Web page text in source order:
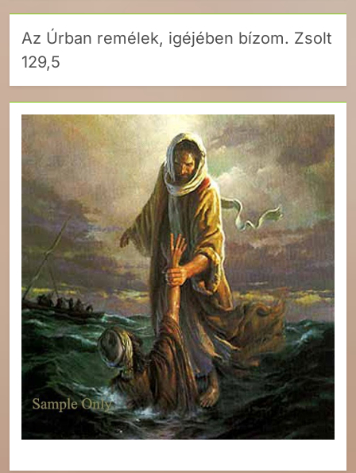
Az Úrban remélek, igéjében bízom. Zsolt
129,5